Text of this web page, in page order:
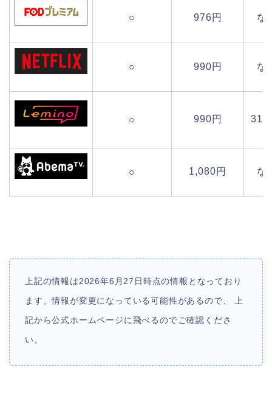
○ 976円 な
○ 990円 な
○ 990円 31
○ 1,080円 な
上記の情報は2026年6月27日時点の情報となっており
ます。情報が変更になっている可能性があるので、 上
記から公式ホームページに飛べるのでご確認くださ
い。